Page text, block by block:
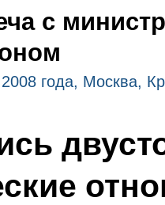
с
года, Москва,